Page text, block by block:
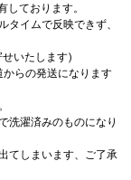
しております。
タイムで反映できず、
いたします)
らの発送になります
洗濯済みのものになり
てしまいます、ご了承